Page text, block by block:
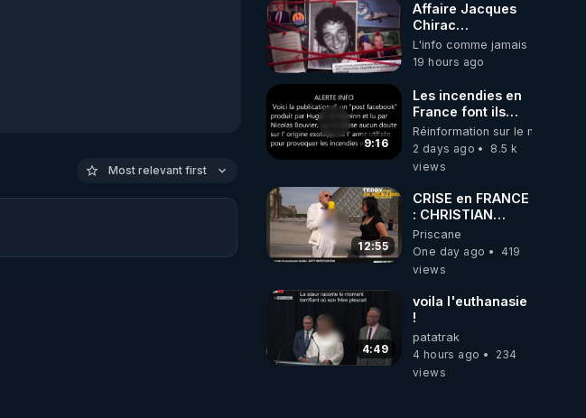
Most relevant first
Affaire Jacques
Chirac
cococainoman
PD, Gaston Flosse
IDEM, les
barbouses, mort
du journaliste
Couraud dit JPK
par la mafai et
frère la truelle ! 😒
https://odysee.com/
journaliste-
enqu%C3%AAtait-
sur-l%27Etat-
fran%C3%A7ais.-
disparu:5
L'info comme jamais
19 hours ago
9:16
Les incendies en
France font ils
partie d' un plan
qui aurait débuté
le 11 septembre
Réinformation sur le monde
2 days ago
8.5 k
views
12:55
CRISE en FRANCE
: CHRISTIAN
COTTEN FAIT une
étrange
découverte
Priscane
One day ago
419
views
4:49
voila l'euthanasie
!
patatrak
4 hours ago
234
views